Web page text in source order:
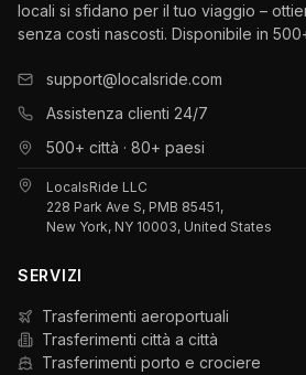
locali si sfidano per il tuo viaggio –
senza costi nascosti. Disponibile in
support@localsride.com
Assistenza clienti 24/7
500+ città · 80+ paesi
LocalsRide LLC
228 Park Ave S, PMB 85451,
New York, NY 10003, United States
SERVIZI
Trasferimenti aeroportuali
Trasferimenti città a città
Trasferimenti porto e crociere